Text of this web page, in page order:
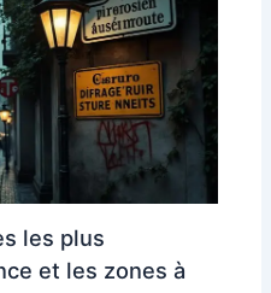
les plus
et les zones à